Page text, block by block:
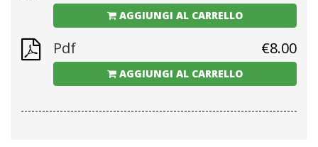
AGGIUNGI AL CARRELLO
Pdf €8.00
AGGIUNGI AL CARRELLO